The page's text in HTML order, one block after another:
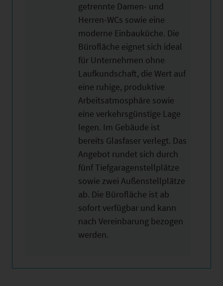
getrennte Damen- und
Herren-WCs sowie eine
moderne Einbauküche. Die
Bürofläche eignet sich ideal
für Unternehmen ohne
Laufkundschaft, die Wert auf
eine ruhige, produktive
Arbeitsatmosphäre sowie
eine verkehrsgünstige Lage
legen. Im Gebäude ist
bereits Glasfaser verlegt. Das
Angebot rundet sich durch
fünf Tiefgaragenstellplätze
sowie zwei Außenstellplätze
ab. Die Bürofläche ist ab
sofort verfügbar und kann
nach Vereinbarung bezogen
werden.